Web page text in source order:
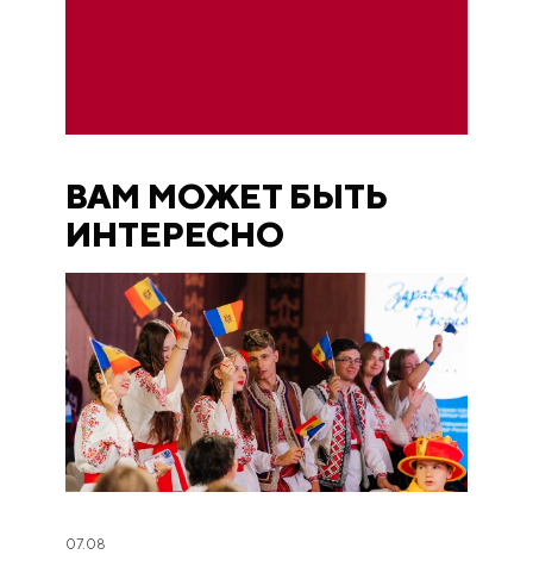
ВАМ МОЖЕТ БЫТЬ
ИНТЕРЕСНО
07.08